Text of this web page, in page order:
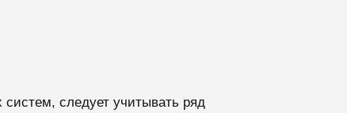
следует учитывать ряд